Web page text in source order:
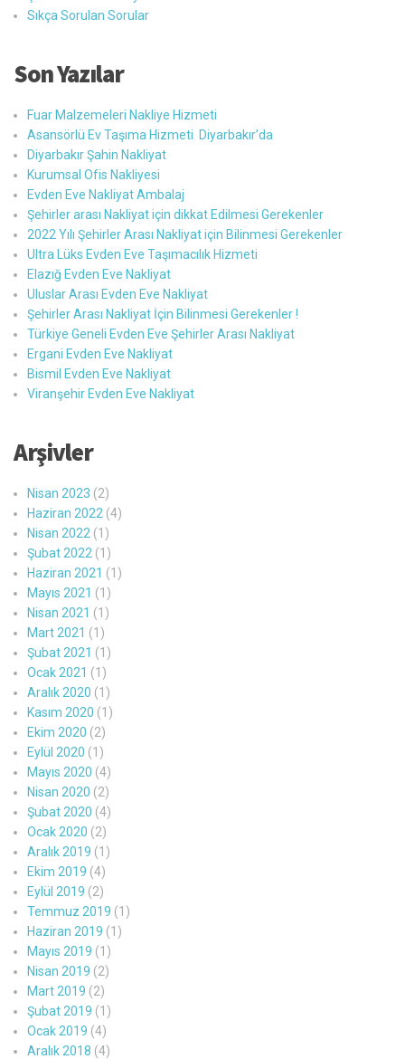
Sıkça Sorulan Sorular
Son Yazılar
Fuar Malzemeleri Nakliye Hizmeti
Asansörlü Ev Taşıma Hizmeti Diyarbakır’da
Diyarbakır Şahin Nakliyat
Kurumsal Ofis Nakliyesi
Evden Eve Nakliyat Ambalaj
Şehirler arası Nakliyat için dikkat Edilmesi Gerekenler
2022 Yılı Şehirler Arası Nakliyat için Bilinmesi Gerekenler
Ultra Lüks Evden Eve Taşımacılık Hizmeti
Elazığ Evden Eve Nakliyat
Uluslar Arası Evden Eve Nakliyat
Şehirler Arası Nakliyat İçin Bilinmesi Gerekenler !
Türkiye Geneli Evden Eve Şehirler Arası Nakliyat
Ergani Evden Eve Nakliyat
Bismil Evden Eve Nakliyat
Viranşehir Evden Eve Nakliyat
Arşivler
Nisan 2023 (2)
Haziran 2022 (4)
Nisan 2022 (1)
Şubat 2022 (1)
Haziran 2021 (1)
Mayıs 2021 (1)
Nisan 2021 (1)
Mart 2021 (1)
Şubat 2021 (1)
Ocak 2021 (1)
Aralık 2020 (1)
Kasım 2020 (1)
Ekim 2020 (2)
Eylül 2020 (1)
Mayıs 2020 (4)
Nisan 2020 (2)
Şubat 2020 (4)
Ocak 2020 (2)
Aralık 2019 (1)
Ekim 2019 (4)
Eylül 2019 (2)
Temmuz 2019 (1)
Haziran 2019 (1)
Mayıs 2019 (1)
Nisan 2019 (2)
Mart 2019 (2)
Şubat 2019 (1)
Ocak 2019 (4)
Aralık 2018 (4)